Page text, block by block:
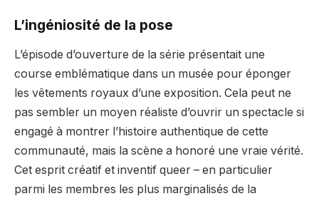
L’ingéniosité de la pose
L’épisode d’ouverture de la série présentait une
course emblématique dans un musée pour éponger
les vêtements royaux d’une exposition. Cela peut ne
pas sembler un moyen réaliste d’ouvrir un spectacle si
engagé à montrer l’histoire authentique de cette
communauté, mais la scène a honoré une vraie vérité.
Cet esprit créatif et inventif queer – en particulier
parmi les membres les plus marginalisés de la